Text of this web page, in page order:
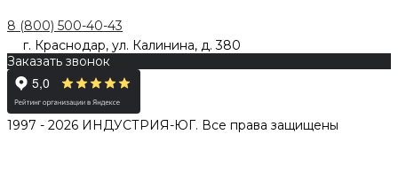
8 (800) 500-40-43
г. Краснодар, ул. Калинина, д. 380
Заказать звонок
1997 - 2026 ИНДУСТРИЯ-ЮГ. Все права защищены